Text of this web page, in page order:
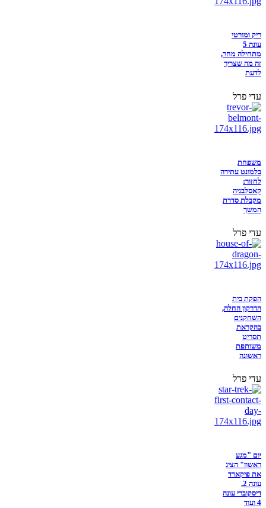
ריק ומורטי
עונה 5
מתחילה מחר,
זה מה שצריך
לדעת
עדי פרל
משפחת
בלמונט עתידה
לחזור:
קאסלבניה
מקבלת סדרת
המשך
עדי פרל
הפקת בית
הדרקון החלה,
השחקנים
בהקראת
תסריט
משותפת
ראשונה
עדי פרל
יום "מגע
ראשון" הציג
את פיקארד
עונה 2,
דיסקוברי עונה
4 ועוד